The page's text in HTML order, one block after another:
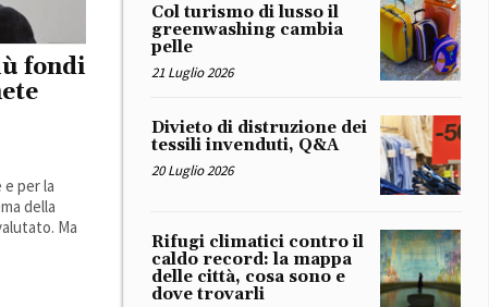
fondi
per la
della
Ma
Col turismo di lusso il
greenwashing cambia
pelle
21 Luglio 2026
Divieto di distruzione dei
tessili invenduti, Q&A
20 Luglio 2026
Rifugi climatici contro il
caldo record: la mappa
delle città, cosa sono e
dove trovarli